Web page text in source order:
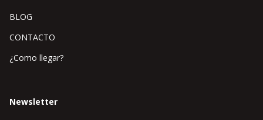
BLOG
CONTACTO
¿Como llegar?
Newsletter